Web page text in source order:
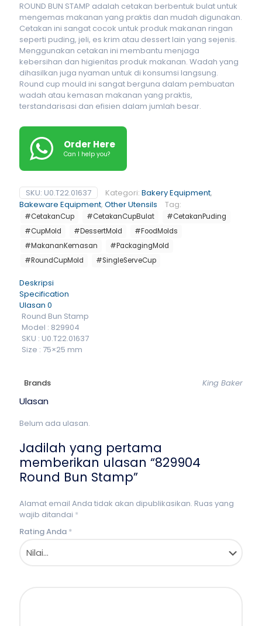
ROUND BUN STAMP adalah cetakan berbentuk bulat untuk
mengemas makanan yang praktis dan mudah digunakan.
Cetakan ini sangat cocok untuk produk makanan ringan
seperti puding, jeli, es krim atau dessert lain yang sejenis.
Menggunakan cetakan ini membantu menjaga
kebersihan dan higienitas produk makanan. Wadah yang
dihasilkan juga nyaman untuk di konsumsi langsung.
Round cup mould ini sangat berguna dalam pembuatan
wadah atau kemasan makanan yang praktis,
terstandarisasi dan efisien dalam jumlah besar.
Order Here
Can I help you?
SKU: U0.T22.01637 Kategori: Bakery Equipment,
Bakeware Equipment, Other Utensils Tag:
#CetakanCup #CetakanCupBulat
#CetakanPuding
#CupMold
#DessertMold
#FoodMolds
#MakananKemasan
#PackagingMold
#RoundCupMold
#SingleServeCup
Deskripsi
Specification
Ulasan 0
Round Bun Stamp
Model : 829904
SKU : U0.T22.01637
Size : 75×25 mm
Brands King Baker
Ulasan
Belum ada ulasan.
Jadilah yang pertama
memberikan ulasan “829904
Round Bun Stamp”
Alamat email Anda tidak akan dipublikasikan. Ruas yang
wajib ditandai *
Rating Anda *